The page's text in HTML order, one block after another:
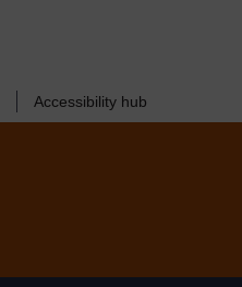
Accessibility hub